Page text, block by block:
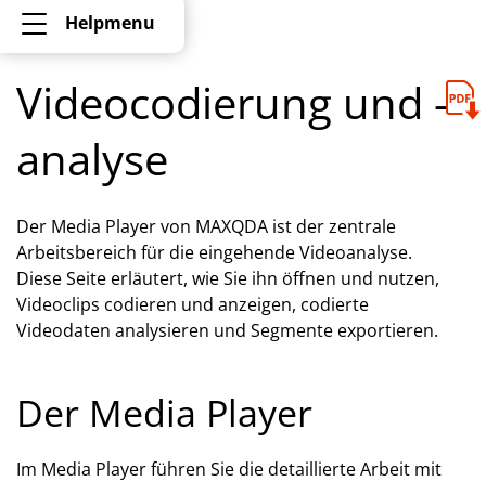
Helpmenu
Videocodierung und -
analyse
Der Media Player von MAXQDA ist der zentrale
Arbeitsbereich für die eingehende Videoanalyse.
Diese Seite erläutert, wie Sie ihn öffnen und nutzen,
Videoclips codieren und anzeigen, codierte
Videodaten analysieren und Segmente exportieren.
Der Media Player
Im Media Player führen Sie die detaillierte Arbeit mit